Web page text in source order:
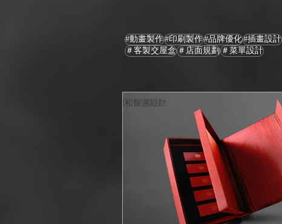
#動畫製作#印刷製作#品牌優化#插畫設計
＃客製交屋盒＃店面規劃＃菜單設計